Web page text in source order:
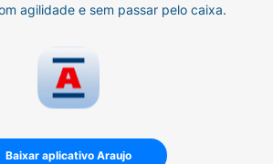
agilidade e sem passar pelo caixa.
Baixar aplicativo Araujo